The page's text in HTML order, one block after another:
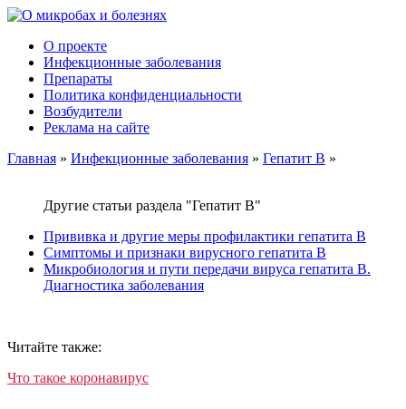
О проекте
Инфекционные заболевания
Препараты
Политика конфиденциальности
Возбудители
Реклама на сайте
Главная » Инфекционные заболевания » Гепатит В »
Другие статьи раздела "Гепатит В"
Прививка и другие меры профилактики гепатита В
Симптомы и признаки вирусного гепатита В
Микробиология и пути передачи вируса гепатита В.
Диагностика заболевания
Читайте также:
Что такое коронавирус